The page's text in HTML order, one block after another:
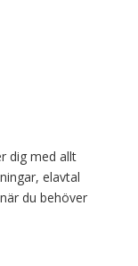
dig med allt
elavtal
du behöver